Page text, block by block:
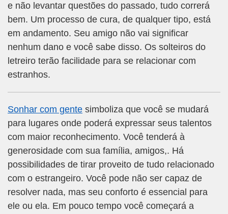
e não levantar questões do passado, tudo correrá
bem. Um processo de cura, de qualquer tipo, está
em andamento. Seu amigo não vai significar
nenhum dano e você sabe disso. Os solteiros do
letreiro terão facilidade para se relacionar com
estranhos.
Sonhar com gente simboliza que você se mudará
para lugares onde poderá expressar seus talentos
com maior reconhecimento. Você tenderá à
generosidade com sua família, amigos,. Há
possibilidades de tirar proveito de tudo relacionado
com o estrangeiro. Você pode não ser capaz de
resolver nada, mas seu conforto é essencial para
ele ou ela. Em pouco tempo você começará a